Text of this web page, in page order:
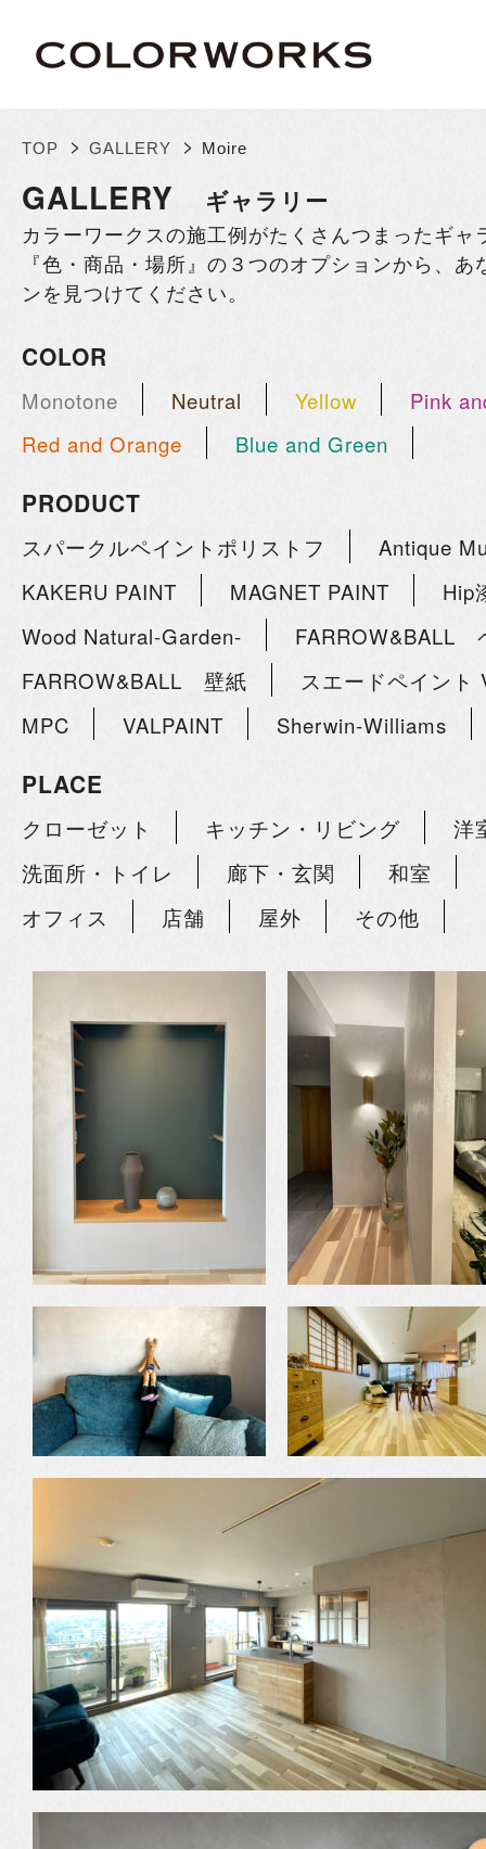
TOP > GALLERY > Moire
GALLERY ギャラリー
カラーワークスの施工例がたくさんつまったギャ
『色・商品・場所』の３つのオプションから、
ンを見つけてください。
COLOR
Monotone Neutral Yellow
Pink
Red and Orange
Blue and Green
PRODUCT
スパークルペイントポリストフ
Antique
KAKERU PAINT
MAGNET PAINT
Hip
Wood Natural-Garden-
FARROW&BALL
FARROW&BALL 壁紙
スエードペイント
MPC
VALPAINT Sherwin-Williams
PLACE
クローゼット キッチン・リビング
洋
洗面所・トイレ
廊下・玄関 和室
オフィス
店舗 屋外 その他